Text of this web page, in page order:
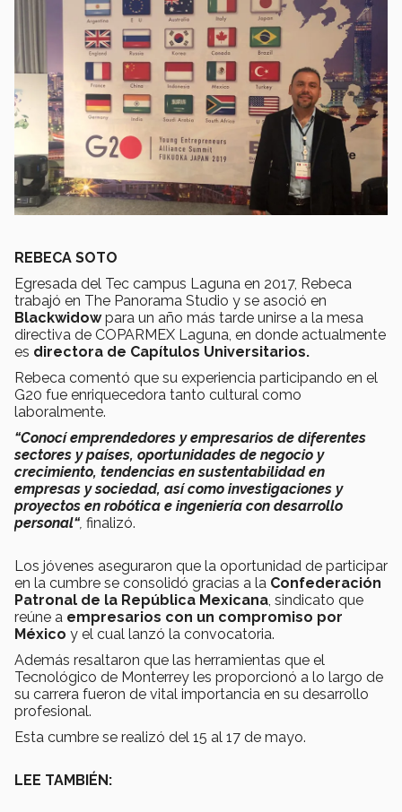
REBECA SOTO
Egresada del Tec campus Laguna en 2017, Rebeca
trabajó en The Panorama Studio y se asoció en
Blackwidowpara un año más tarde unirse a la mesa
directiva de COPARMEX Laguna, en donde actualmente
es directora de Capítulos Universitarios.
Rebeca comentó que su experiencia participando en el
G20 fue enriquecedora tanto cultural como
laboralmente.
“Conocí emprendedores y empresarios de diferentes
sectores y países, oportunidades de negocio y
crecimiento, tendencias en sustentabilidad en
empresas y sociedad, así como investigaciones y
proyectos en robótica e ingeniería con desarrollo
personal“, finalizó.
Los jóvenes aseguraron que la oportunidad de participar
en la cumbre se consolidó gracias a la Confederación
Patronal de la República Mexicana, sindicato que
reúne a empresarios con un compromiso por
México y el cual lanzó la convocatoria.
Además resaltaron que las herramientas que el
Tecnológico de Monterrey les proporcionó a lo largo de
su carrera fueron de vital importancia en su desarrollo
profesional.
Esta cumbre se realizó del 15 al 17 de mayo.
LEE TAMBIÉN: